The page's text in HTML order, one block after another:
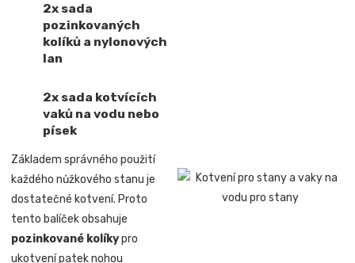
2x sada
pozinkovaných
kolíků a nylonových
lan
2x sada kotvících
vaků na vodu nebo
písek
Základem správného použití
každého nůžkového stanu je
dostatečné kotvení. Proto
tento balíček obsahuje
pozinkované kolíkypro
ukotvení patek nohou